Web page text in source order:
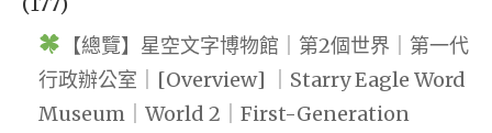
【總覽】星空文字博物館｜第2個世界｜第一代
行政辦公室｜[Overview] ｜Starry Eagle Word
Museum｜World 2｜First-Generation